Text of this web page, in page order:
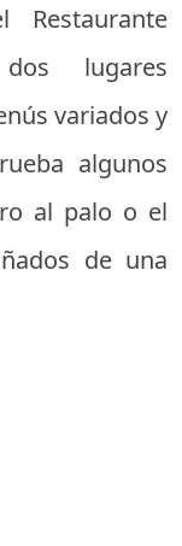
lugares
variados y
algunos
al palo o el
de una